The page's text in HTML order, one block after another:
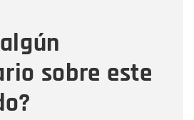
sobre este